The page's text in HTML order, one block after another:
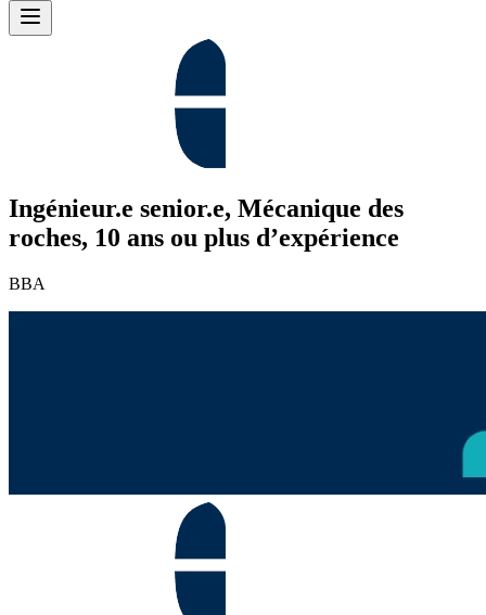
Ingénieur.e senior.e, Mécanique des
roches, 10 ans ou plus d’expérience
BBA